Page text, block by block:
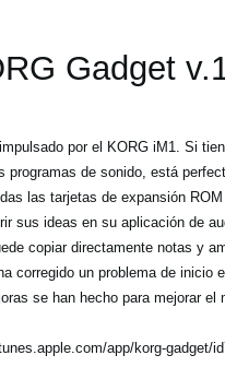
Gadget
por el KORG iM1. Si
de sonido, está
las tarjetas de expansión
sus ideas en su aplicación de
copiar directamente notas y
corregido un problema de inicio
se han hecho para mejorar el
app/korg-gadget/